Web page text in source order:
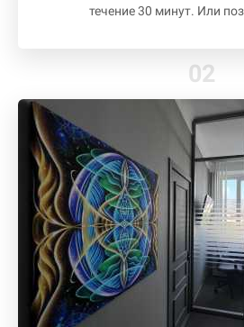
течение 30 минут. Или
02